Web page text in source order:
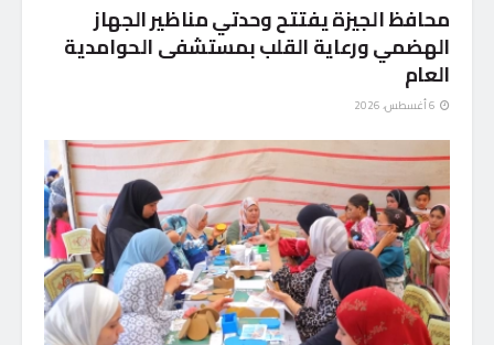
محافظ الجيزة يفتتح وحدتي مناظير الجهاز
الهضمي ورعاية القلب بمستشفى الحوامدية
العام